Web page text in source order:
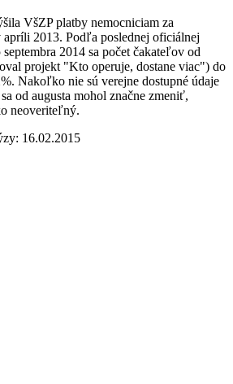
VšZP platby nemocniciam za
apríli 2013. Podľa poslednej oficiálnej
2014 sa počet čakateľov od
projekt "Kto operuje, dostane viac") do
Nakoľko nie sú verejne dostupné údaje
od augusta mohol značne zmeniť,
neoveriteľný.
16.02.2015